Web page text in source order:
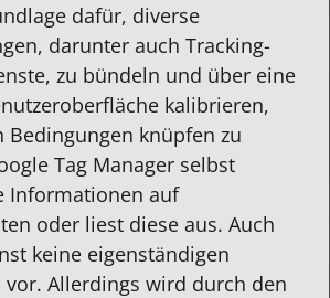
dafür, diverse
darunter auch Tracking-
zu bündeln und über eine
kalibrieren,
Bedingungen knüpfen zu
Tag Manager selbst
Informationen auf
oder liest diese aus. Auch
keine eigenständigen
vor. Allerdings wird durch den